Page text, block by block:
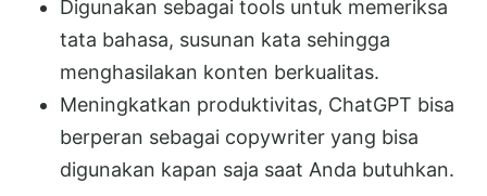
Digunakan sebagai tools untuk memeriksa
tata bahasa, susunan kata sehingga
menghasilakan konten berkualitas.
Meningkatkan produktivitas, ChatGPT bisa
berperan sebagai copywriter yang bisa
digunakan kapan saja saat Anda butuhkan.